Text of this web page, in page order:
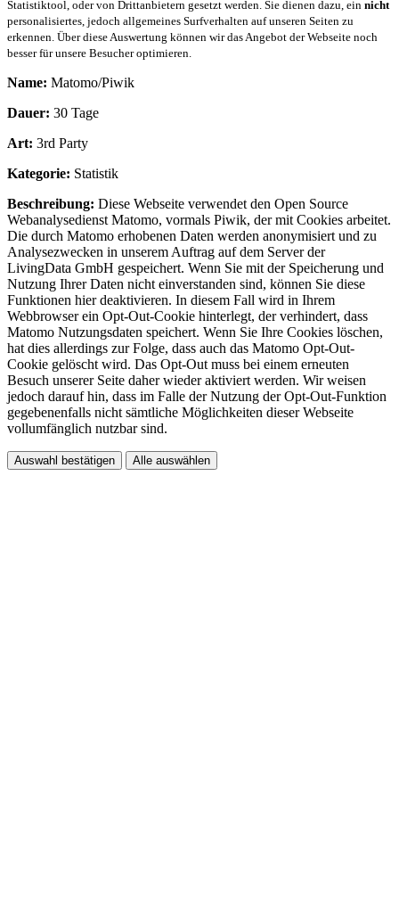
Statistiktool, oder von Drittanbietern gesetzt werden. Sie dienen dazu, ein nicht
personalisiertes, jedoch allgemeines Surfverhalten auf unseren Seiten zu
erkennen. Über diese Auswertung können wir das Angebot der Webseite noch
besser für unsere Besucher optimieren.
Name: Matomo/Piwik
Dauer: 30 Tage
Art: 3rd Party
Kategorie: Statistik
Beschreibung: Diese Webseite verwendet den Open Source
Webanalysedienst Matomo, vormals Piwik, der mit Cookies arbeitet.
Die durch Matomo erhobenen Daten werden anonymisiert und zu
Analysezwecken in unserem Auftrag auf dem Server der
LivingData GmbH gespeichert. Wenn Sie mit der Speicherung und
Nutzung Ihrer Daten nicht einverstanden sind, können Sie diese
Funktionen hier deaktivieren. In diesem Fall wird in Ihrem
Webbrowser ein Opt-Out-Cookie hinterlegt, der verhindert, dass
Matomo Nutzungsdaten speichert. Wenn Sie Ihre Cookies löschen,
hat dies allerdings zur Folge, dass auch das Matomo Opt-Out-
Cookie gelöscht wird. Das Opt-Out muss bei einem erneuten
Besuch unserer Seite daher wieder aktiviert werden. Wir weisen
jedoch darauf hin, dass im Falle der Nutzung der Opt-Out-Funktion
gegebenenfalls nicht sämtliche Möglichkeiten dieser Webseite
vollumfänglich nutzbar sind.
Auswahl bestätigen Alle auswählen